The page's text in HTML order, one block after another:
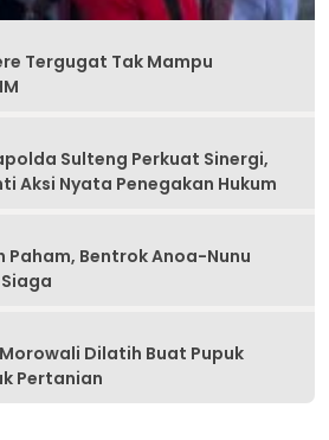
Tergugat Tak Mampu
Sulteng Perkuat Sinergi,
Aksi Nyata Penegakan Hukum
Paham, Bentrok Anoa-Nunu
Dilatih Buat Pupuk
Pertanian